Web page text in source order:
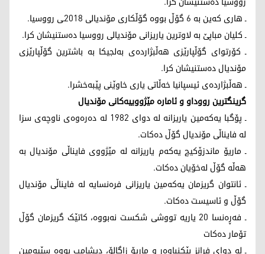
ـ هاری كه‌ین به‌ 6 گۆڵ بووه‌ گۆڵكاری مۆندیالی 2018ـی رووسیا.
ـ كلیان مباپێ به‌ لاوترین یاریزانی مۆندیالی رووسیا ده‌ستنیشان كرا.
ـ كۆرتوای گۆڵپارێزی هه‌ڵبژارده‌ی به‌لجیكا به‌ باشترین گۆڵپارێزی
مۆندیال ده‌ستنیشان كرا.
ـ هه‌ڵبژارده‌ی ئیسپانیا خه‌ڵاتی یاری خاوێنی پێبه‌خشرا.
گرینگترین رووداو و ئاماره‌ مێژووییه‌كانی مۆندیال
ـ پۆگبا یه‌كه‌مین یاریزانه‌ له‌ دوای 1982 له‌ ده‌ره‌وه‌ی ناوچه‌ی سزا
له‌ فایناڵی مۆندیال گۆڵ ده‌كات.
ـ ماریۆ ماندزۆكیچ یه‌كه‌م یاریزانه‌ له‌ مێژووی فایناڵی مۆندیال به‌
هه‌ڵه‌ گۆڵ له‌خۆیان ده‌كات.
ـ ئانتوان گریزمان یه‌كه‌مین یاریزانی فره‌نسایه‌ له‌‌ فایناڵی مۆندیال
گۆڵ و ئاسیست ده‌كات.
ـ فەڕەنسا 20 یاریە تووشی شکست نه‌بووه‌، کاتێک گریزمان گۆڵ
تۆمار دەکات